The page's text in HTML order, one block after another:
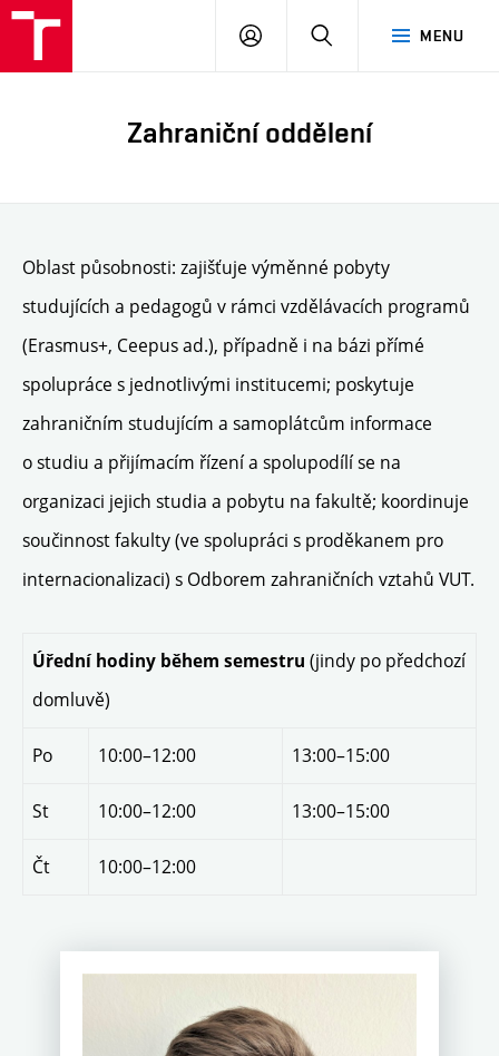
MENU
PŘIHLÁSIT
Zahraniční oddělení
Oblast působnosti: zajišťuje výměnné pobyty
studujících a pedagogů v rámci vzdělávacích programů
(Erasmus+, Ceepus ad.), případně i na bázi přímé
spolupráce s jednotlivými institucemi; poskytuje
zahraničním studujícím a samoplátcům informace
o studiu a přijímacím řízení a spolupodílí se na
organizaci jejich studia a pobytu na fakultě; koordinuje
součinnost fakulty (ve spolupráci s proděkanem pro
internacionalizaci) s Odborem zahraničních vztahů VUT.
Úřední hodiny během semestru (jindy po předchozí
domluvě)
Po 10:00–12:00 13:00–15:00
St 10:00–12:00 13:00–15:00
Čt 10:00–12:00